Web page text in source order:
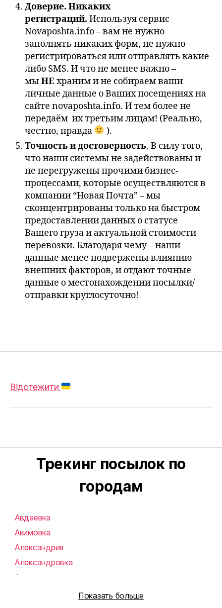
Доверие. Никаких
регистраций. Используя сервис
Novaposhta.info – вам не нужно
заполнять никаких форм, не нужно
регистрироваться или отправлять какие-
либо SMS. И что не менее важно –
мыНЕхраним и не собираем ваши
личные данные о Ваших посещениях на
сайте novaposhta.info. И тем более не
передаём их третьим лицам! (Реально,
честно, правда
).
Точность и достоверность. В силу того,
что наши системы не задействованы и
не перегружены прочими бизнес-
процессами, которые осуществляются в
компании “Новая Почта” – мы
сконцентрированы только на быстром
предоставлении данных о статусе
Вашего груза и актуальной стоимости
перевозки. Благодаря чему – наши
данные менее подвержены влиянию
внешних факторов, и отдают точные
данные о местонахождении посылки/
отправки круглосуточно!
Відстежити
Трекинг посылок по
городам
Авдеевка
Акимовка
Александрия
Александровка
Алупка
Показать больше